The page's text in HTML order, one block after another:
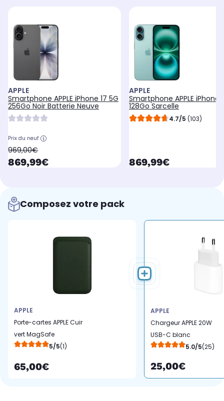
APPLE
Smartphone APPLE iPhone 17 5G
256Go Noir Batterie Neuve
Prix du neuf
oldPrice
969,00€
currentPrice
869,99€
APPLE
Smartphone APPLE iPhone
128Go Sarcelle
4.7/5 (103)
currentPrice
869,99€
Composez votre pack
APPLE
Porte-cartes APPLE Cuir
vert MagSafe
5/5(1)
65,00€
APPLE
Chargeur APPLE 20W
USB-C blanc
5.0/5(25)
25,00€